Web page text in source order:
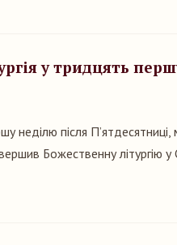
у тридцять
неділю після
Божественну літургію